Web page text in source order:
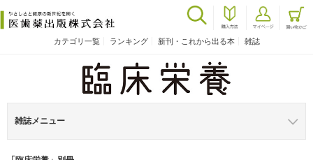
カテゴリ一覧 ランキング 新刊・これから出る本 雑誌
雑誌メニュー